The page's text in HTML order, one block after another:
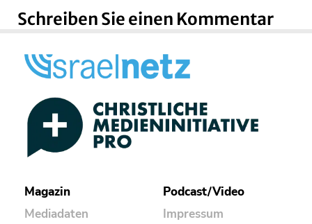
Schreiben Sie einen Kommentar
Magazin
Mediadaten
Podcast/Video
Impressum